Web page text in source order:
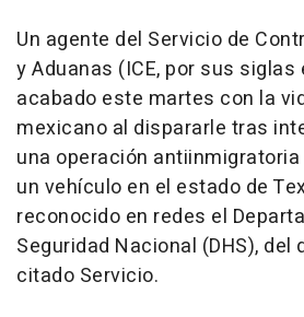
Un agente del Servicio de
y Aduanas (ICE, por sus siglas
acabado este martes con la
mexicano al dispararle tras
una operación
un vehículo en el estado de
reconocido en redes el
Seguridad Nacional (DHS), del
citado Servicio.